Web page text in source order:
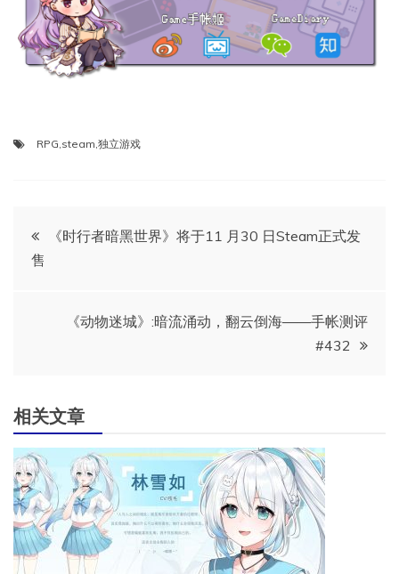
RPG steam 独立游戏
文
章
《时行者暗黑世界》将于11 月30 日Steam正式发
售
《动物迷城》:暗流涌动，翻云倒海——手帐测评
#432
相关文章